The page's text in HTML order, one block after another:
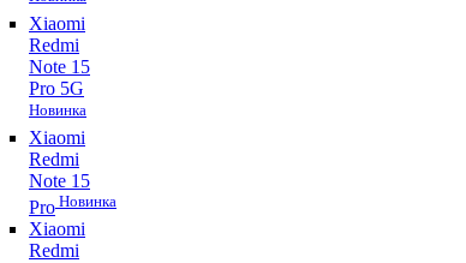
Xiaomi
Redmi
Note 15
Pro 5G
Новинка
Xiaomi
Redmi
Note 15
Pro Новинка
Xiaomi
Redmi